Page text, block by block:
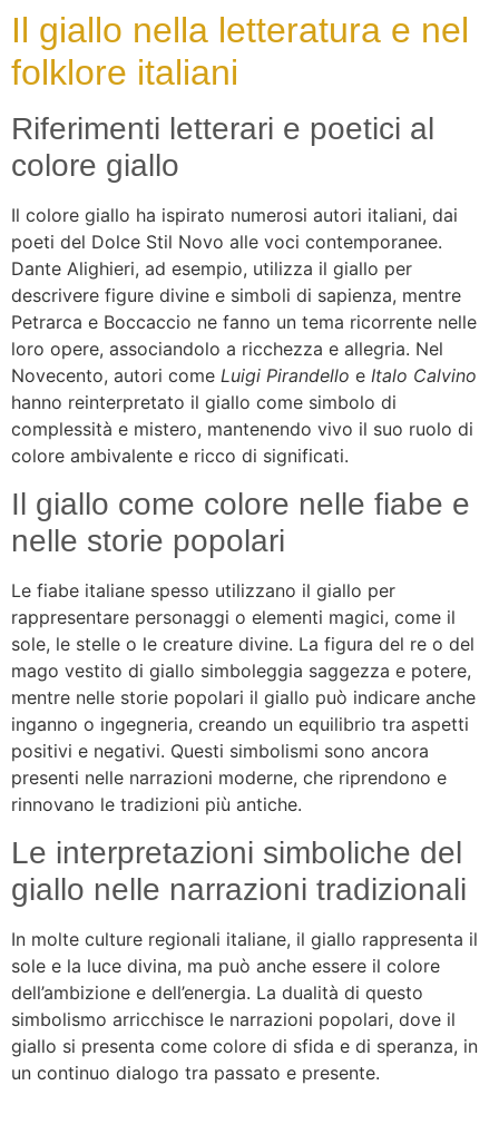
Il giallo nella letteratura e nel
folklore italiani
Riferimenti letterari e poetici al
colore giallo
Il colore giallo ha ispirato numerosi autori italiani, dai
poeti del Dolce Stil Novo alle voci contemporanee.
Dante Alighieri, ad esempio, utilizza il giallo per
descrivere figure divine e simboli di sapienza, mentre
Petrarca e Boccaccio ne fanno un tema ricorrente nelle
loro opere, associandolo a ricchezza e allegria. Nel
Novecento, autori come Luigi Pirandello e Italo Calvino
hanno reinterpretato il giallo come simbolo di
complessità e mistero, mantenendo vivo il suo ruolo di
colore ambivalente e ricco di significati.
Il giallo come colore nelle fiabe e
nelle storie popolari
Le fiabe italiane spesso utilizzano il giallo per
rappresentare personaggi o elementi magici, come il
sole, le stelle o le creature divine. La figura del re o del
mago vestito di giallo simboleggia saggezza e potere,
mentre nelle storie popolari il giallo può indicare anche
inganno o ingegneria, creando un equilibrio tra aspetti
positivi e negativi. Questi simbolismi sono ancora
presenti nelle narrazioni moderne, che riprendono e
rinnovano le tradizioni più antiche.
Le interpretazioni simboliche del
giallo nelle narrazioni tradizionali
In molte culture regionali italiane, il giallo rappresenta il
sole e la luce divina, ma può anche essere il colore
dell’ambizione e dell’energia. La dualità di questo
simbolismo arricchisce le narrazioni popolari, dove il
giallo si presenta come colore di sfida e di speranza, in
un continuo dialogo tra passato e presente.